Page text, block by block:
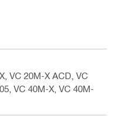
VC 20M-X ACD, VC
VC 40M-X, VC 40M-